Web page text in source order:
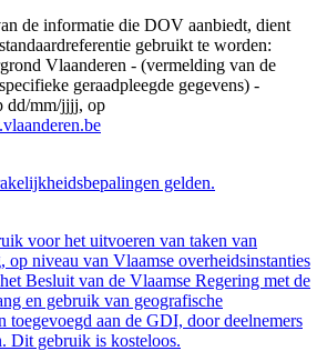
de informatie die DOV aanbiedt, dient
gebruikt te worden:
Vlaanderen - (vermelding van de
geraadpleegde gegevens) -
dd/mm/jjjj, op
gelden.
voor het uitvoeren van taken van
op niveau van Vlaamse overheidsinstanties
Besluit van de Vlaamse Regering met de
en gebruik van geografische
toegevoegd aan de GDI, door deelnemers
Dit gebruik is kosteloos.